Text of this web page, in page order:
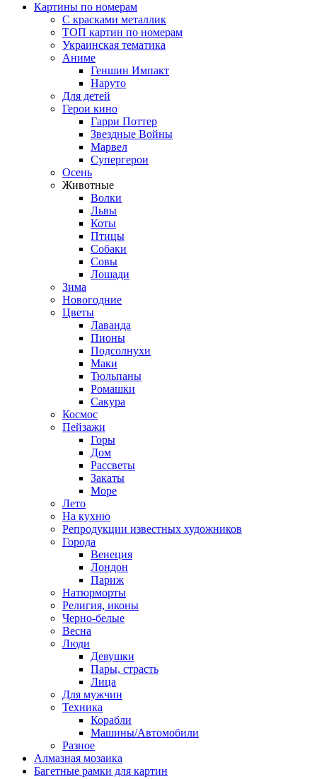
Картины по номерам
С красками металлик
ТОП картин по номерам
Украинская тематика
Аниме
Геншин Импакт
Наруто
Для детей
Герои кино
Гарри Поттер
Звездные Войны
Марвел
Супергерои
Осень
Животные
Волки
Львы
Коты
Птицы
Собаки
Совы
Лошади
Зима
Новогодние
Цветы
Лаванда
Пионы
Подсолнухи
Маки
Тюльпаны
Ромашки
Сакура
Космос
Пейзажи
Горы
Дом
Рассветы
Закаты
Море
Лето
На кухню
Репродукции известных художников
Города
Венеция
Лондон
Париж
Натюрморты
Религия, иконы
Черно-белые
Весна
Люди
Девушки
Пары, страсть
Лица
Для мужчин
Техника
Корабли
Машины/Автомобили
Разное
Алмазная мозаика
Багетные рамки для картин